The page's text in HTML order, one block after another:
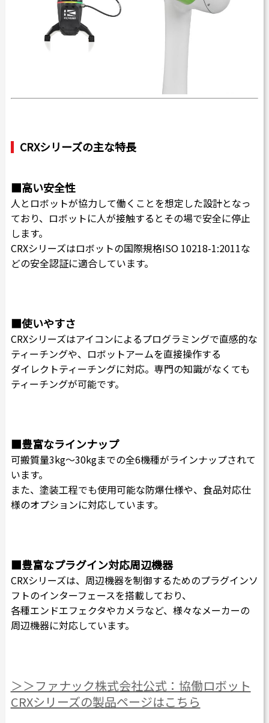
CRXシリーズの主な特長
■高い安全性
人とロボットが協力して働くことを想定した設計となっ
ており、ロボットに人が接触するとその場で安全に停止
します。
CRXシリーズはロボットの国際規格ISO 10218-1:2011な
どの安全認証に適合しています。
■使いやすさ
CRXシリーズはアイコンによるプログラミングで直感的な
ティーチングや、ロボットアームを直接操作する
ダイレクトティーチングに対応。専門の知識がなくても
ティーチングが可能です。
■豊富なラインナップ
可搬質量3kg～30kgまでの全6機種がラインナップされて
います。
また、塗装工程でも使用可能な防爆仕様や、食品対応仕
様のオプションに対応しています。
■豊富なプラグイン対応周辺機器
CRXシリーズは、周辺機器を制御するためのプラグインソ
フトのインターフェースを搭載しており、
各種エンドエフェクタやカメラなど、様々なメーカーの
周辺機器に対応しています。
＞＞ファナック株式会社公式：協働ロボット
CRXシリーズの製品ページはこちら